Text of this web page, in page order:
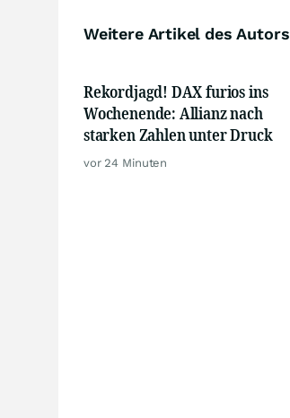
Weitere Artikel des Autors
Rekordjagd! DAX furios ins
Wochenende: Allianz nach
starken Zahlen unter Druck
vor 24 Minuten